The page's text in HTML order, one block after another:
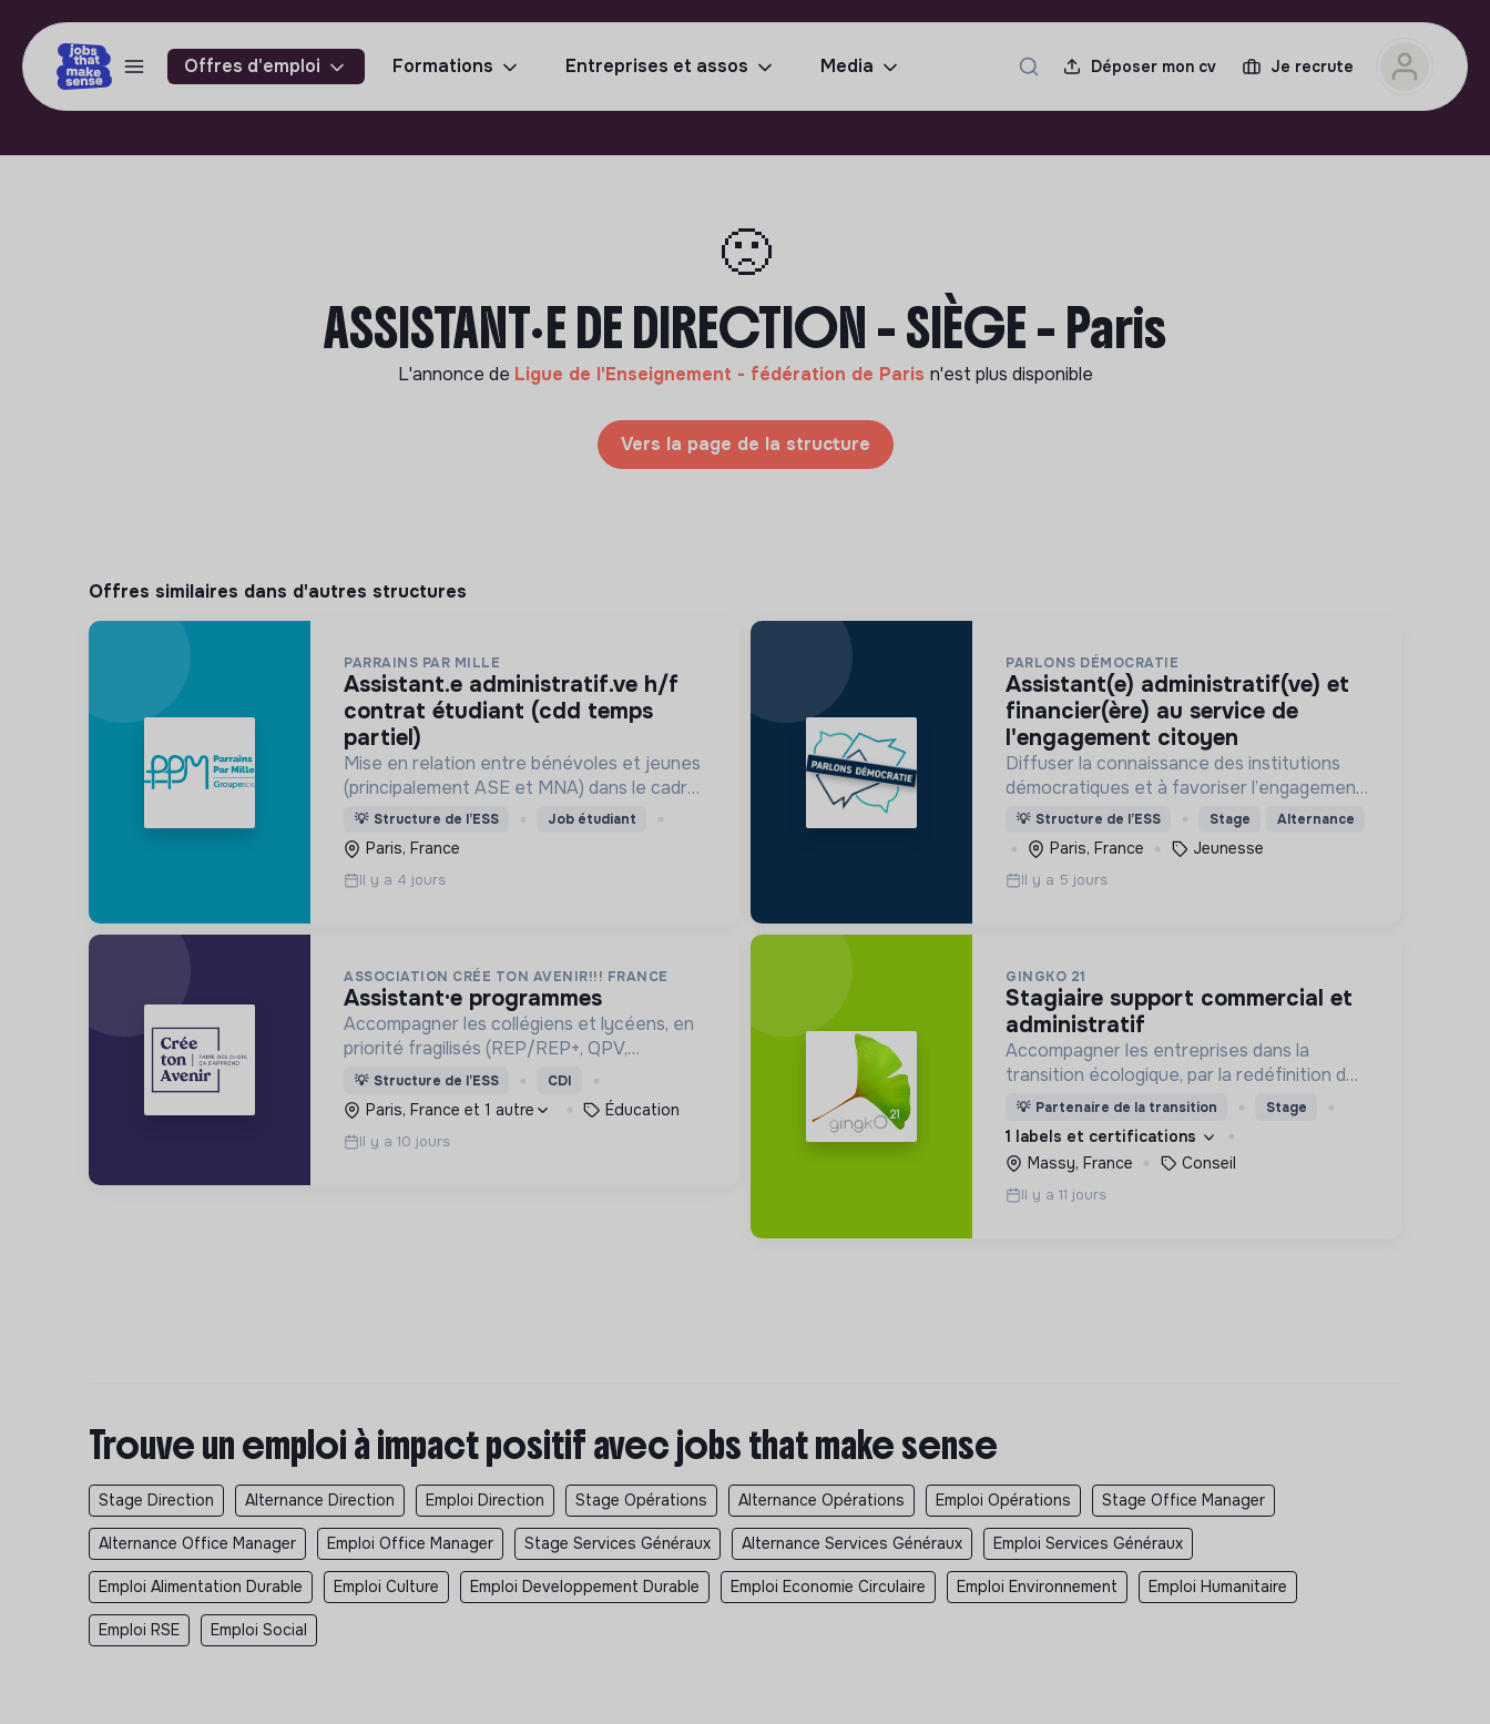
Offres d'emploi Formations Entreprises et assos Media Déposer mon cv Je recrute
🙁
ASSISTANT·E DE DIRECTION - SIÈGE - Paris
L'annonce de Ligue de l'Enseignement - fédération de Paris n'est plus disponible
Vers la page de la structure
Offres similaires dans d'autres structures
PARRAINS PAR MILLE
assistant.e administratif.ve h/f
contrat étudiant (cdd temps
partiel)
Mise en relation entre bénévoles et jeunes
(principalement ASE et MNA) dans le cadre
de parrainage ou de mentorat de proximité.
💡 Structure de l’ESS Job étudiant
Paris, France
Il y a 4 jours
PARLONS DÉMOCRATIE
assistant(e) administratif(ve) et
financier(ère) au service de
l'engagement citoyen
Diffuser la connaissance des institutions
démocratiques et à favoriser l’engagement
civique des jeunes
💡 Structure de l’ESS Stage Alternance
Paris, France Jeunesse
Il y a 5 jours
ASSOCIATION CRÉE TON AVENIR!!! FRANCE
assistant·e programmes
Accompagner les collégiens et lycéens, en
priorité fragilisés (REP/REP+, QPV,
territoires isolés), dans la construction de
leurs projets d’orientation.
💡 Structure de l’ESS CDI
Paris, France et 1 autre Éducation
Il y a 10 jours
GINGKO 21
stagiaire support commercial et
administratif
Accompagner les entreprises dans la
transition écologique, par la redéfinition de
l'offre de produits et services, dans une
perspective de sobriété sous l'éclairage de
l'Analyse de Cycle de Vie (ACV)
💡 Partenaire de la transition Stage
1 labels et certifications
Massy, France
Conseil
Il y a 11 jours
Trouve un emploi à impact positif avec jobs that make sense
Stage Direction Alternance Direction Emploi Direction Stage Opérations Alternance Opérations Emploi Opérations Stage Office Manager
Alternance Office Manager Emploi Office Manager Stage Services Généraux Alternance Services Généraux Emploi Services Généraux
Emploi Alimentation Durable Emploi Culture Emploi Developpement Durable Emploi Economie Circulaire Emploi Environnement Emploi Humanitaire
Emploi RSE Emploi Social